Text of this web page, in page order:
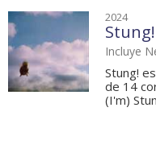
2024
Stung!
Incluye
Stung!
de 14
(I'm)